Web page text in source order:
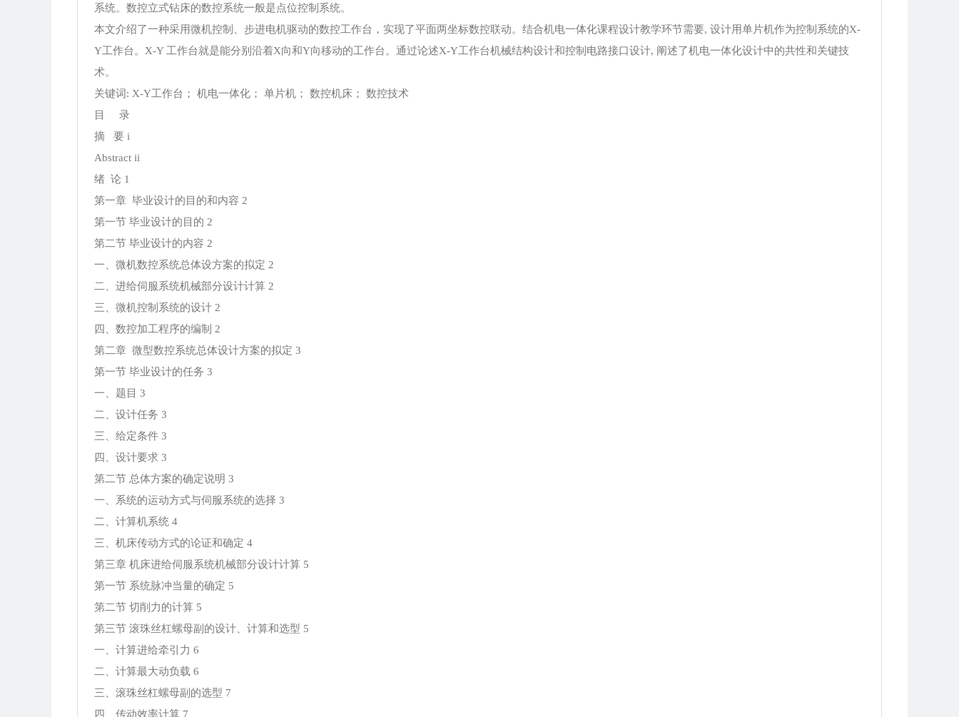
系统。数控立式钻床的数控系统一般是点位控制系统。
本文介绍了一种采用微机控制、步进电机驱动的数控工作台，实现了平面两坐标数控联动。结合机电一体化课程设计教学环节需要, 设计用单片机作为控制系统的X-
Y工作台。X-Y 工作台就是能分别沿着X向和Y向移动的工作台。通过论述X-Y工作台机械结构设计和控制电路接口设计, 阐述了机电一体化设计中的共性和关键技
术。
关键词: X-Y工作台； 机电一体化； 单片机； 数控机床； 数控技术
目 录
摘 要 i
Abstract ii
绪 论 1
第一章 毕业设计的目的和内容 2
第一节 毕业设计的目的 2
第二节 毕业设计的内容 2
一、微机数控系统总体设方案的拟定 2
二、进给伺服系统机械部分设计计算 2
三、微机控制系统的设计 2
四、数控加工程序的编制 2
第二章 微型数控系统总体设计方案的拟定 3
第一节 毕业设计的任务 3
一、题目 3
二、设计任务 3
三、给定条件 3
四、设计要求 3
第二节 总体方案的确定说明 3
一、系统的运动方式与伺服系统的选择 3
二、计算机系统 4
三、机床传动方式的论证和确定 4
第三章 机床进给伺服系统机械部分设计计算 5
第一节 系统脉冲当量的确定 5
第二节 切削力的计算 5
第三节 滚珠丝杠螺母副的设计、计算和选型 5
一、计算进给牵引力 6
二、计算最大动负载 6
三、滚珠丝杠螺母副的选型 7
四、传动效率计算 7